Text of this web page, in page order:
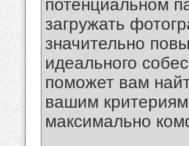
потенциальном
загружать
значительно
идеального
поможет вам
вашим
максимально